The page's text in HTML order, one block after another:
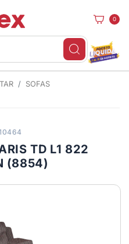
0
SOFAS
TD L1 822
(8854)